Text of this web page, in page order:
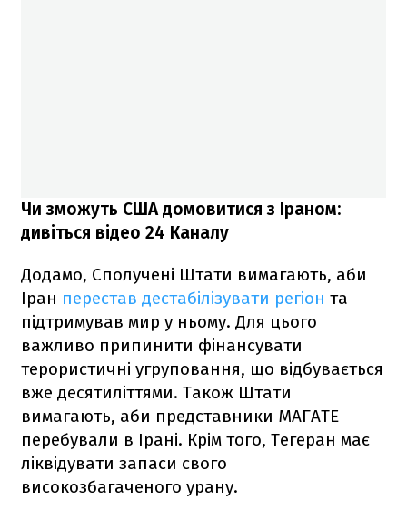
Чи зможуть США домовитися з Іраном:
дивіться відео 24 Каналу
Додамо, Сполучені Штати вимагають, аби
Іран перестав дестабілізувати регіон та
підтримував мир у ньому. Для цього
важливо припинити фінансувати
терористичні угруповання, що відбувається
вже десятиліттями. Також Штати
вимагають, аби представники МАГАТЕ
перебували в Ірані. Крім того, Тегеран має
ліквідувати запаси свого
високозбагаченого урану.